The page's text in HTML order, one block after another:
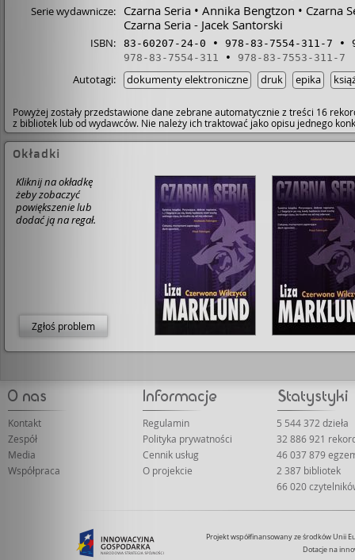
Serie wydawnicze: Czarna Seria Annika Bengtzon
Czarna
Czarna Seria - Jacek Santorski
ISBN: 83-60207-24-0 978-83-7554-311-7
978-83-7554-311
978-83-7553-311-7
Autotagi: dokumenty elektroniczne druk epika
Powyżej zostały przedstawione dane zebrane automatycznie z treści 16
z bibliotek lub od wydawców. Nie należy ich traktować jako opisu jednego
Okładki
Kliknij na okładkę
żeby zobaczyć
powiększenie lub
dodać ją na regał.
Zgłoś problem
Kontakt
Zespół
Media
Współpraca
Regulamin
Polityka prywatności
Cennik usług
O projekcie
5 544 372 dzieła
32 886 921
46 037 879
2 387 bibliotek
66 020
Projekt współfinansowany ze środków Unii
Dotacje na